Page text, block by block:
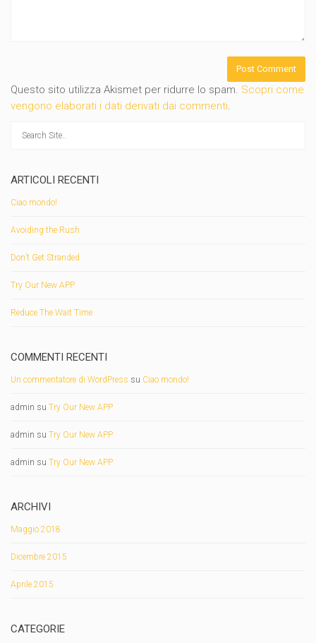
Questo sito utilizza Akismet per ridurre lo spam. Scopri come
vengono elaborati i dati derivati dai commenti.
ARTICOLI RECENTI
Ciao mondo!
Avoiding the Rush
Don’t Get Stranded
Try Our New APP
Reduce The Wait Time
COMMENTI RECENTI
Un commentatore di WordPress su Ciao mondo!
admin su Try Our New APP
admin su Try Our New APP
admin su Try Our New APP
ARCHIVI
Maggio 2018
Dicembre 2015
Aprile 2015
CATEGORIE